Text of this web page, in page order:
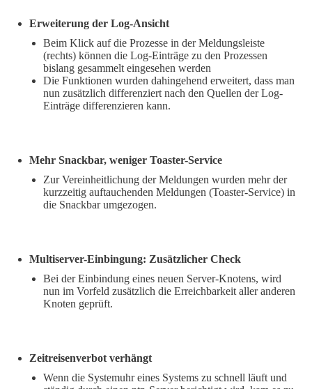
Erweiterung der Log-Ansicht
Beim Klick auf die Prozesse in der Meldungsleiste
(rechts) können die Log-Einträge zu den Prozessen
bislang gesammelt eingesehen werden
Die Funktionen wurden dahingehend erweitert, dass man
nun zusätzlich differenziert nach den Quellen der Log-
Einträge differenzieren kann.
Mehr Snackbar, weniger Toaster-Service
Zur Vereinheitlichung der Meldungen wurden mehr der
kurzzeitig auftauchenden Meldungen (Toaster-Service) in
die Snackbar umgezogen.
Multiserver-Einbingung: Zusätzlicher Check
Bei der Einbindung eines neuen Server-Knotens, wird
nun im Vorfeld zusätzlich die Erreichbarkeit aller anderen
Knoten geprüft.
Zeitreisenverbot verhängt
Wenn die Systemuhr eines Systems zu schnell läuft und